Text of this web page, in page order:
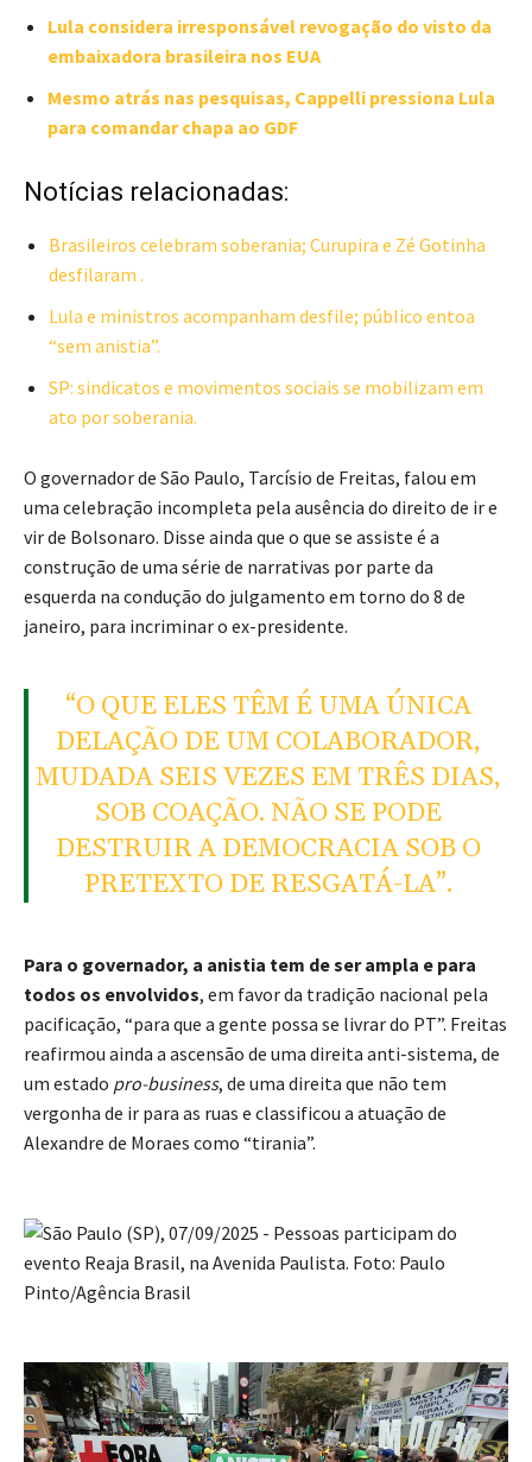
Lula considera irresponsável revogação do visto da
embaixadora brasileira nos EUA
Mesmo atrás nas pesquisas, Cappelli pressiona Lula
para comandar chapa ao GDF
Notícias relacionadas:
Brasileiros celebram soberania; Curupira e Zé Gotinha
desfilaram .
Lula e ministros acompanham desfile; público entoa
“sem anistia”.
SP: sindicatos e movimentos sociais se mobilizam em
ato por soberania.
O governador de São Paulo, Tarcísio de Freitas, falou em
uma celebração incompleta pela ausência do direito de ir e
vir de Bolsonaro. Disse ainda que o que se assiste é a
construção de uma série de narrativas por parte da
esquerda na condução do julgamento em torno do 8 de
janeiro, para incriminar o ex-presidente.
“O QUE ELES TÊM É UMA ÚNICA
DELAÇÃO DE UM COLABORADOR,
MUDADA SEIS VEZES EM TRÊS DIAS,
SOB COAÇÃO. NÃO SE PODE
DESTRUIR A DEMOCRACIA SOB O
PRETEXTO DE RESGATÁ-LA”.
Para o governador, a anistia tem de ser ampla e para
todos os envolvidos, em favor da tradição nacional pela
pacificação, “para que a gente possa se livrar do PT”. Freitas
reafirmou ainda a ascensão de uma direita anti-sistema, de
um estado pro-business, de uma direita que não tem
vergonha de ir para as ruas e classificou a atuação de
Alexandre de Moraes como “tirania”.